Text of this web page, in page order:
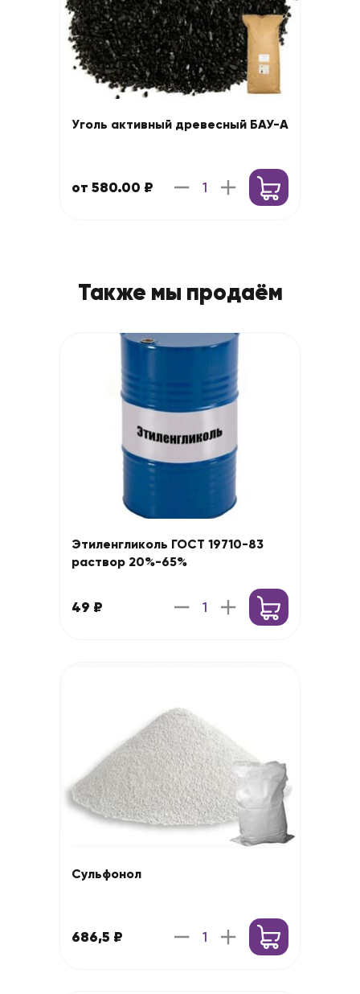
Уголь активный древесный БАУ-А
от 580.00 ₽
Также мы продаём
Этиленгликоль ГОСТ 19710-83
раствор 20%-65%
49 ₽
Сульфонол
686,5 ₽